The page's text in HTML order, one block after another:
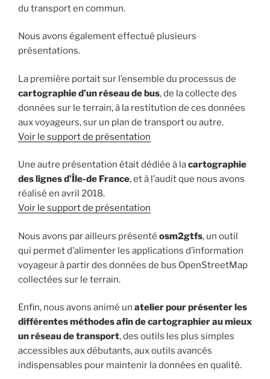
du transport en commun.
Nous avons également effectué plusieurs
présentations.
La première portait sur l’ensemble du processus de
cartographie d’un réseau de bus, de la collecte des
données sur le terrain, à la restitution de ces données
aux voyageurs, sur un plan de transport ou autre.
Voir le support de présentation
Une autre présentation était dédiée à lacartographie
des lignes d’Île-de France, et à l’audit que nous avons
réalisé en avril 2018.
Voir le support de présentation
Nous avons par ailleurs présenté osm2gtfs, un outil
qui permet d’alimenter les applications d’information
voyageur à partir des données de bus OpenStreetMap
collectées sur le terrain.
Enfin, nous avons animé un atelier pour présenter les
différentes méthodes afin de cartographier au mieux
un réseau de transport, des outils les plus simples
accessibles aux débutants, aux outils avancés
indispensables pour maintenir la données en qualité.